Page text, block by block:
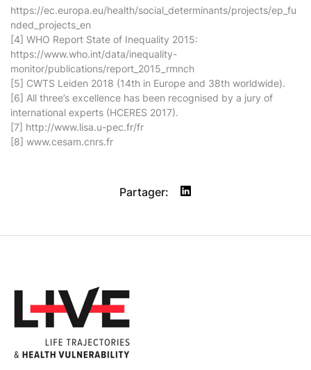
https://ec.europa.eu/health/social_determinants/projects/ep_fu
nded_projects_en
[4] WHO Report State of Inequality 2015:
https://www.who.int/data/inequality-
monitor/publications/report_2015_rmnch
[5] CWTS Leiden 2018 (14th in Europe and 38th worldwide).
[6] All three’s excellence has been recognised by a jury of
international experts (HCERES 2017).
[7] http://www.lisa.u-pec.fr/fr
[8] www.cesam.cnrs.fr
Partager: